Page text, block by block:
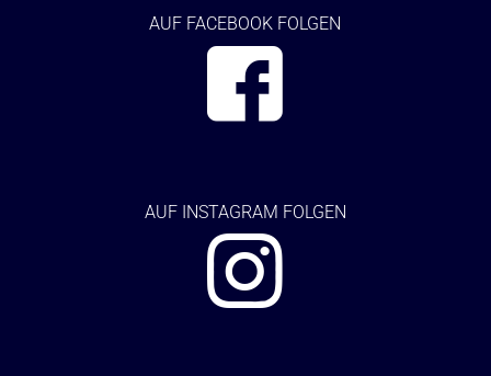
AUF FACEBOOK FOLGEN
AUF INSTAGRAM FOLGEN